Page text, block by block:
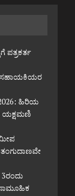
ಪತ್ರಕರ್ತ
ಸಹಾಯಕಿಯರ
ಹಿರಿಯ
ಯಕ್ಷಮಣಿ